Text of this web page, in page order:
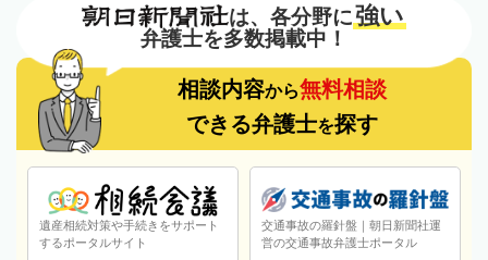
は、各分野に強い
弁護士を多数掲載中！
相談内容から無料相談
できる弁護士を探す
遺産相続対策や手続きをサポート
するポータルサイト
交通事故の羅針盤｜朝日新聞社運
営の交通事故弁護士ポータル